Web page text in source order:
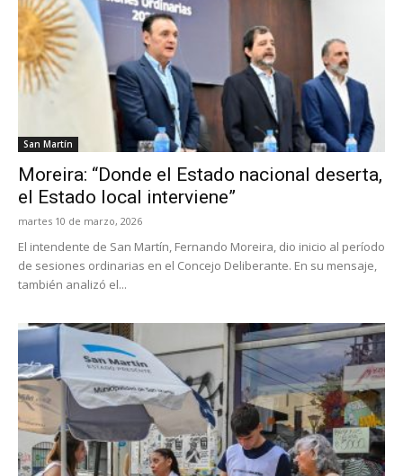
San Martín
Moreira: “Donde el Estado nacional deserta,
el Estado local interviene”
martes 10 de marzo, 2026
El intendente de San Martín, Fernando Moreira, dio inicio al período
de sesiones ordinarias en el Concejo Deliberante. En su mensaje,
también analizó el...